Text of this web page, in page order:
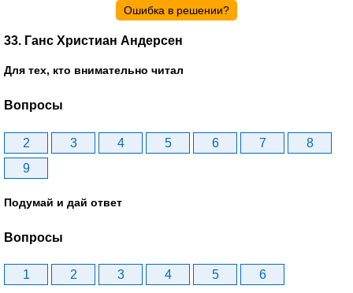
Ошибка в решении?
33. Ганс Христиан Андерсен
Для тех, кто внимательно читал
Вопросы
2 3 4 5 6 7
8
9
Подумай и дай ответ
Вопросы
1 2 3 4 5 6